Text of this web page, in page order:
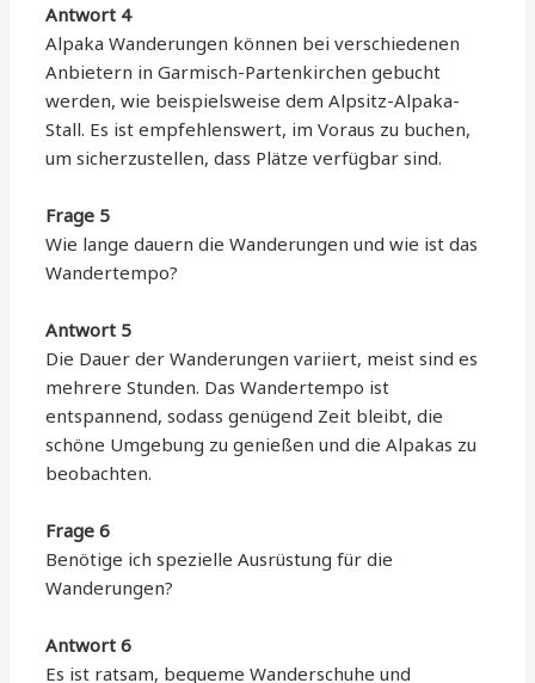
Antwort 4
Alpaka Wanderungen können bei verschiedenen
Anbietern in Garmisch-Partenkirchen gebucht
werden, wie beispielsweise dem Alpsitz-Alpaka-
Stall. Es ist empfehlenswert, im Voraus zu buchen,
um sicherzustellen, dass Plätze verfügbar sind.
Frage 5
Wie lange dauern die Wanderungen und wie ist das
Wandertempo?
Antwort 5
Die Dauer der Wanderungen variiert, meist sind es
mehrere Stunden. Das Wandertempo ist
entspannend, sodass genügend Zeit bleibt, die
schöne Umgebung zu genießen und die Alpakas zu
beobachten.
Frage 6
Benötige ich spezielle Ausrüstung für die
Wanderungen?
Antwort 6
Es ist ratsam, bequeme Wanderschuhe und